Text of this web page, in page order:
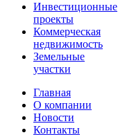
Инвестиционные
проекты
Коммерческая
недвижимость
Земельные
участки
Главная
О компании
Новости
Контакты